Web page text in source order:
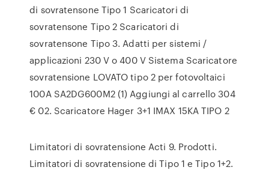
di sovratensone Tipo 1 Scaricatori di
sovratensone Tipo 2 Scaricatori di
sovratensone Tipo 3. Adatti per sistemi /
applicazioni 230 V o 400 V Sistema Scaricatore
sovratensione LOVATO tipo 2 per fotovoltaici
100A SA2DG600M2 (1) Aggiungi al carrello 304
€ 02. Scaricatore Hager 3+1 IMAX 15KA TIPO 2
Limitatori di sovratensione Acti 9. Prodotti.
Limitatori di sovratensione di Tipo 1 e Tipo 1+2.